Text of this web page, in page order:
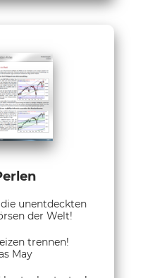
unentdeckten
der Welt!
trennen!
May